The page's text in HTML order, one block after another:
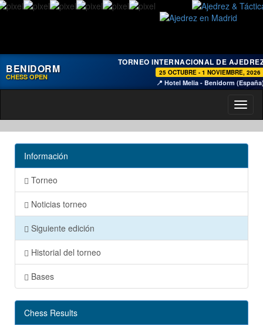
BENIDORM
CHESS OPEN
TORNEO INTERNACIONAL DE
25 OCTUBRE - 1 NOVIEMBRE, 2026
📍 Hotel Melia - Benidorm
Información
Torneo
Noticias torneo
Siguiente edición
Historial del torneo
Bases
Chess Results